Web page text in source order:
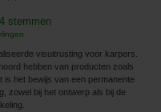
stemmen
visuitrusting voor karpers.
hebben van producten zoals
het bewijs van een permanente
zowel bij het ontwerp als bij de